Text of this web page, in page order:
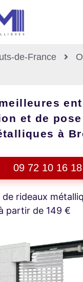
de-France
et de pose
à
09 72 10 16 18
de rideaux
partir de 149 €